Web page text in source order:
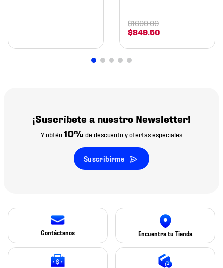
$849.50
$1699.00
¡Suscríbete a nuestro Newsletter!
Y obtén10% de descuento y ofertas especiales
Suscribirme
Contáctanos Encuentra tu Tienda